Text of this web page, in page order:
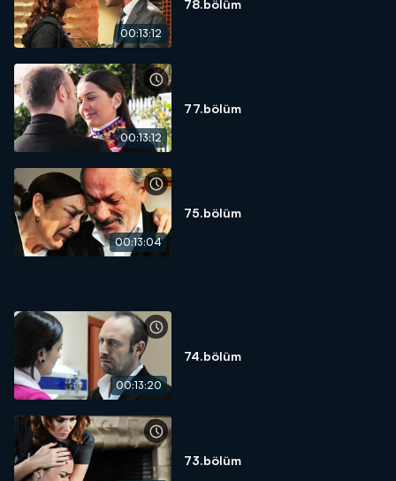
00:13:12
78.bölüm
00:13:12
77.bölüm
00:13:04
75.bölüm
00:13:20
74.bölüm
73.bölüm